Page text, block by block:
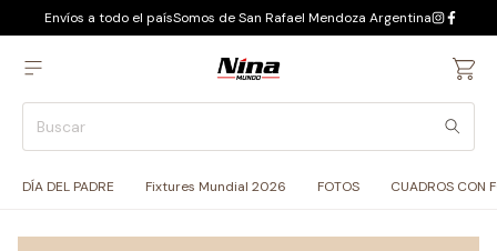
Envíos a todo el paísSomos de San Rafael Mendoza Argentina
DÍA DEL PADRE Fixtures Mundial 2026 FOTOS CUADROS CON